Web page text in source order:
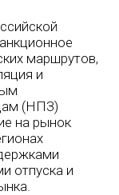
маршрутов,
и
(НПЗ)
на рынок
отпуска и